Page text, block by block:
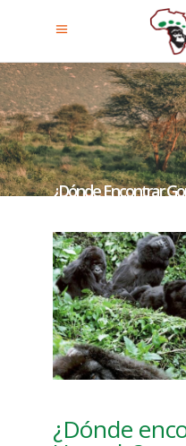
¿Dónde Encontrar
Uganda?
¿Dónde